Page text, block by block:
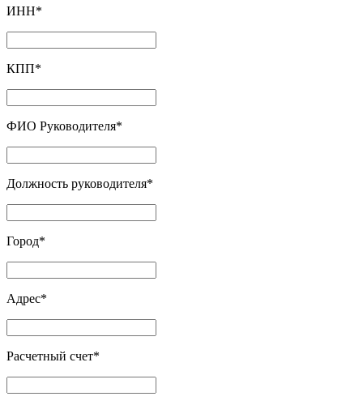
ИНН*
КПП*
ФИО Руководителя*
Должность руководителя*
Город*
Адрес*
Расчетный счет*